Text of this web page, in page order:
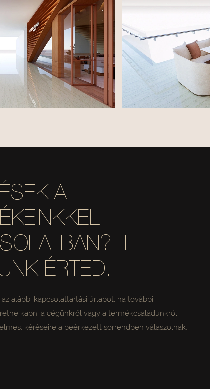
A
ITT
ÉRTED.
alábbi kapcsolattartási űrlapot, ha további
kapni a cégünkről vagy a termékcsaládunkról.
kéréseire a beérkezett sorrendben válaszolnak.